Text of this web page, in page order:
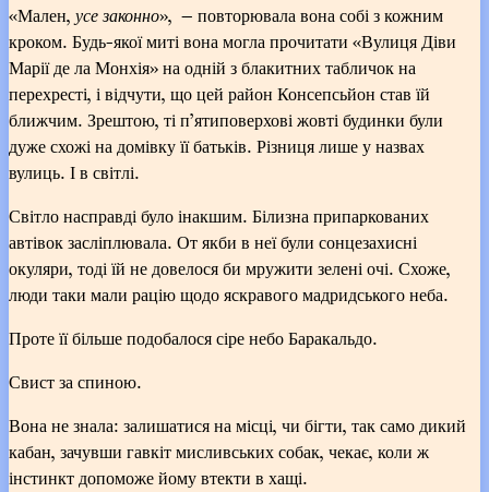
«Мален, усе законно», — повторювала вона собі з кожним
кроком. Будь-якої миті вона могла прочитати «Вулиця Діви
Марії де ла Монхія» на одній з блакитних табличок на
перехресті, і відчути, що цей район Консепсьйон став їй
ближчим. Зрештою, ті п’ятиповерхові жовті будинки були
дуже схожі на домівку її батьків. Різниця лише у назвах
вулиць. І в світлі.
Світло насправді було інакшим. Білизна припаркованих
автівок засліплювала. От якби в неї були сонцезахисні
окуляри, тоді їй не довелося би мружити зелені очі. Схоже,
люди таки мали рацію щодо яскравого мадридського неба.
Проте її більше подобалося сіре небо Баракальдо.
Свист за спиною.
Вона не знала: залишатися на місці, чи бігти, так само дикий
кабан, зачувши гавкіт мисливських собак, чекає, коли ж
інстинкт допоможе йому втекти в хащі.